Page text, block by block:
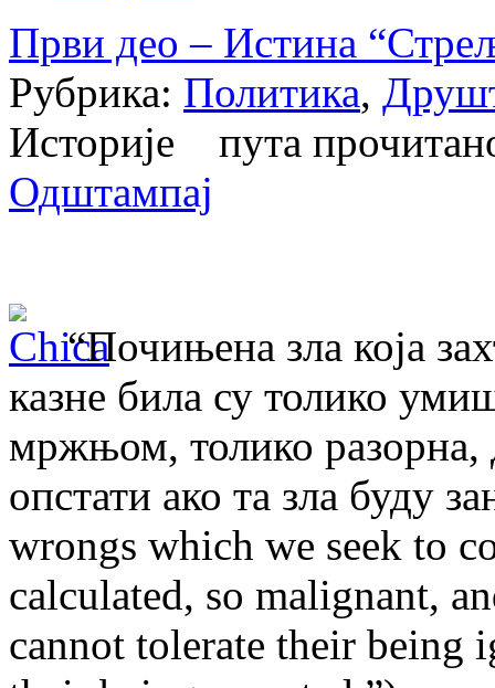
Први део – Истина
Рубрика: Политика,
Историје пута
Одштампај
“Почињена зла која
казне била су толико
мржњом, толико разорна,
опстати ако та зла буду
wrongs which we seek to
calculated, so malignant,
cannot tolerate their being